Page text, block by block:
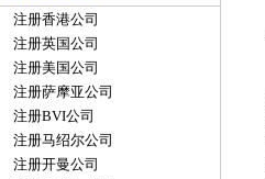
注册香港公司
注册英国公司
注册美国公司
注册萨摩亚公司
注册BVI公司
注册马绍尔公司
注册开曼公司